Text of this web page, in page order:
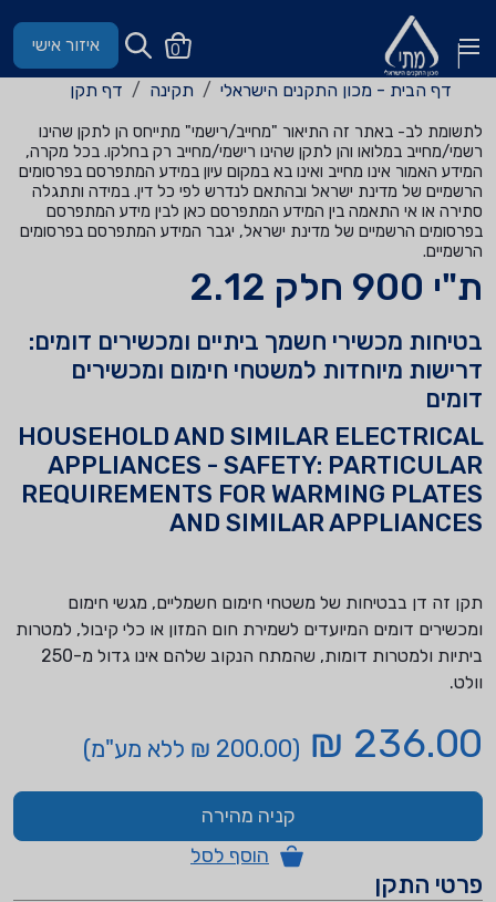
0 איזור אישי
דף הבית - מכון התקנים הישראלי תקינה דף תקן
לתשומת לב- באתר זה התיאור "מחייב/רישמי" מתייחס הן לתקן שהינו
רשמי/מחייב במלואו והן לתקן שהינו רישמי/מחייב רק בחלקו. בכל מקרה,
המידע האמור אינו מחייב ואינו בא במקום עיון במידע המתפרסם בפרסומים
הרשמיים של מדינת ישראל ובהתאם לנדרש לפי כל דין. במידה ותתגלה
סתירה או אי התאמה בין המידע המתפרסם כאן לבין מידע המתפרסם
בפרסומים הרשמיים של מדינת ישראל, יגבר המידע המתפרסם בפרסומים
הרשמיים.
ת"י 900 חלק 2.12
בטיחות מכשירי חשמך ביתיים ומכשירים דומים:
דרישות מיוחדות למשטחי חימום ומכשירים
דומים
HOUSEHOLD AND SIMILAR ELECTRICAL
APPLIANCES - SAFETY: PARTICULAR
REQUIREMENTS FOR WARMING PLATES
AND SIMILAR APPLIANCES
תקן זה דן בבטיחות של משטחי חימום חשמליים, מגשי חימום
ומכשירים דומים המיועדים לשמירת חום המזון או כלי קיבול, למטרות
ביתיות ולמטרות דומות, שהמתח הנקוב שלהם אינו גדול מ-250
וולט.
236.00 ₪ (200.00 ₪ ללא מע"מ)
קניה מהירה
הוסף לסל
פרטי התקן